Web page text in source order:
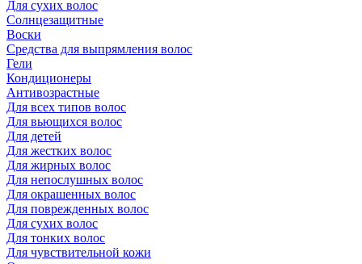
Для сухих волос
Солнцезащитные
Воски
Средства для выпрямления волос
Гели
Кондиционеры
Антивозрастные
Для всех типов волос
Для вьющихся волос
Для детей
Для жестких волос
Для жирных волос
Для непослушных волос
Для окрашенных волос
Для поврежденных волос
Для сухих волос
Для тонких волос
Для чувствительной кожи